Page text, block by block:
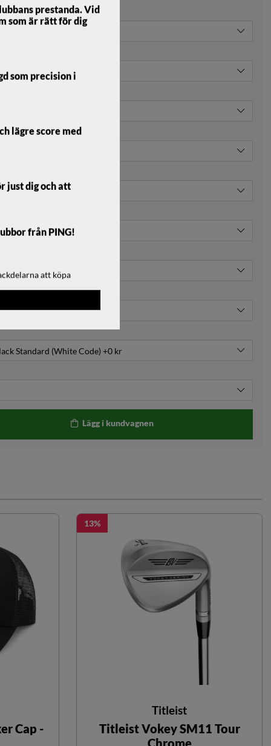
kr):
Lägg i kundvagnen
Cap -
13
Titleist
Titleist Vokey SM11 Tour
Chrome
prestanda. Vid
som är rätt för dig
som precision i
lägre score med
just dig och att
från PING!
att köpa